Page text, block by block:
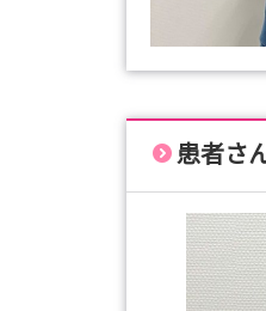
皆様にお会いできることを職員一同
患者さ